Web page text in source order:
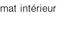
intérieur